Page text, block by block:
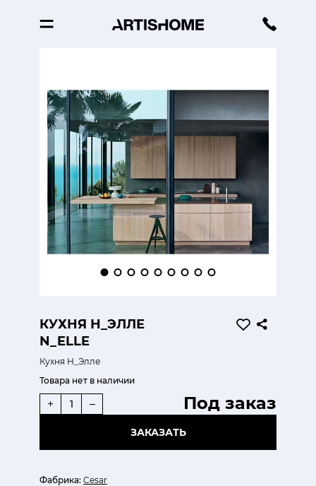
КУХНЯ Н_ЭЛЛЕ
N_ELLE
Кухня Н_Элле
Фабрика: Cesar
Товара нет в наличии
Под заказ
+ –
ЗАКАЗАТЬ